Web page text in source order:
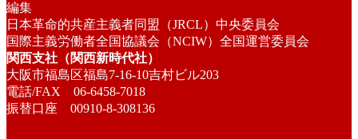
編集
日本革命的共産主義者同盟（JRCL）中央委員会
国際主義労働者全国協議会（NCIW）全国運営委員会
関西支社（関西新時代社）
大阪市福島区福島7-16-10吉村ビル203
電話/FAX 06-6458-7018
振替口座 00910-8-308136